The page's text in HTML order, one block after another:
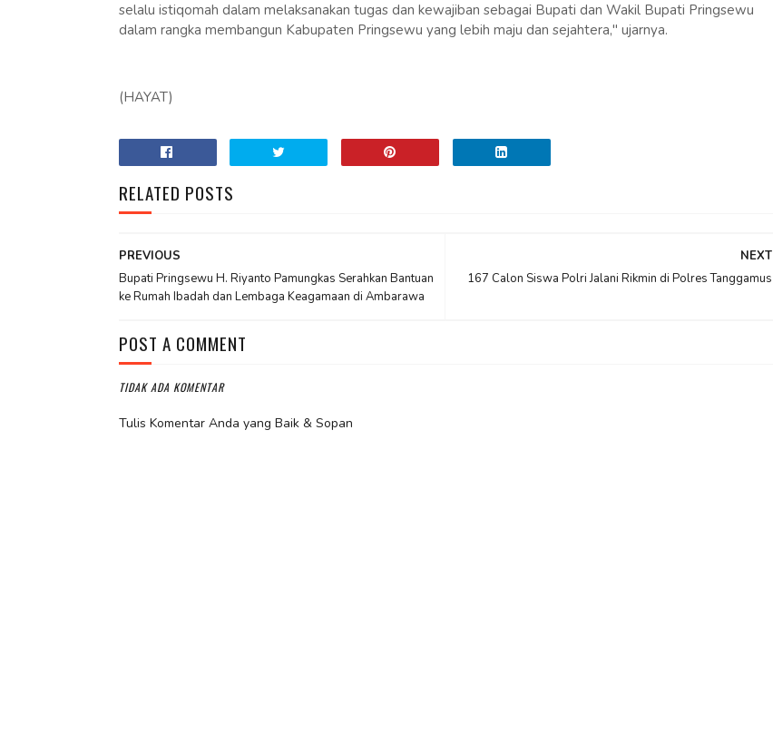
selalu istiqomah dalam melaksanakan tugas dan kewajiban sebagai Bupati dan Wakil Bupati Pringsewu
dalam rangka membangun Kabupaten Pringsewu yang lebih maju dan sejahtera," ujarnya.
(HAYAT)
RELATED POSTS
NEXT
167 Calon Siswa Polri Jalani Rikmin di Polres Tanggamus
PREVIOUS
Bupati Pringsewu H. Riyanto Pamungkas Serahkan Bantuan
ke Rumah Ibadah dan Lembaga Keagamaan di Ambarawa
POST A COMMENT
TIDAK ADA KOMENTAR
Tulis Komentar Anda yang Baik & Sopan